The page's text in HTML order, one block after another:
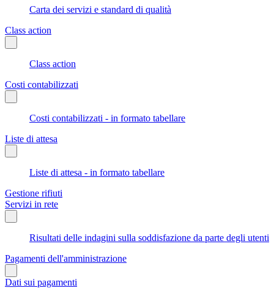
Carta dei servizi e standard di qualità
Class action
Class action
Costi contabilizzati
Costi contabilizzati - in formato tabellare
Liste di attesa
Liste di attesa - in formato tabellare
Gestione rifiuti
Servizi in rete
Risultati delle indagini sulla soddisfazione da parte degli utenti
Pagamenti dell'amministrazione
Dati sui pagamenti